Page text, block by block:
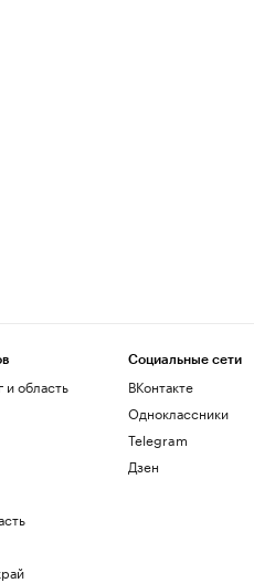
и область
Социальные сети
ВКонтакте
Одноклассники
Telegram
Дзен